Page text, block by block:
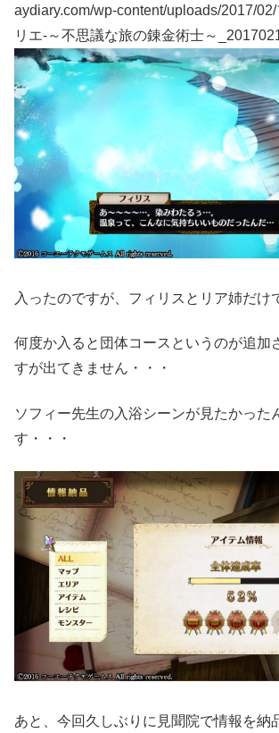
aydiary.com/wp-content/uploads/2017/02/
リエ-～不思議な旅の錬金術士～
入ったのですが、フィリスとリア姉だけ
何度か入ると団体コースというのが追加
すが出てきません・・・
ソフィー先生の入浴シーンが見たかった
す・・・
あと、今回久しぶりに見聞院で情報を納